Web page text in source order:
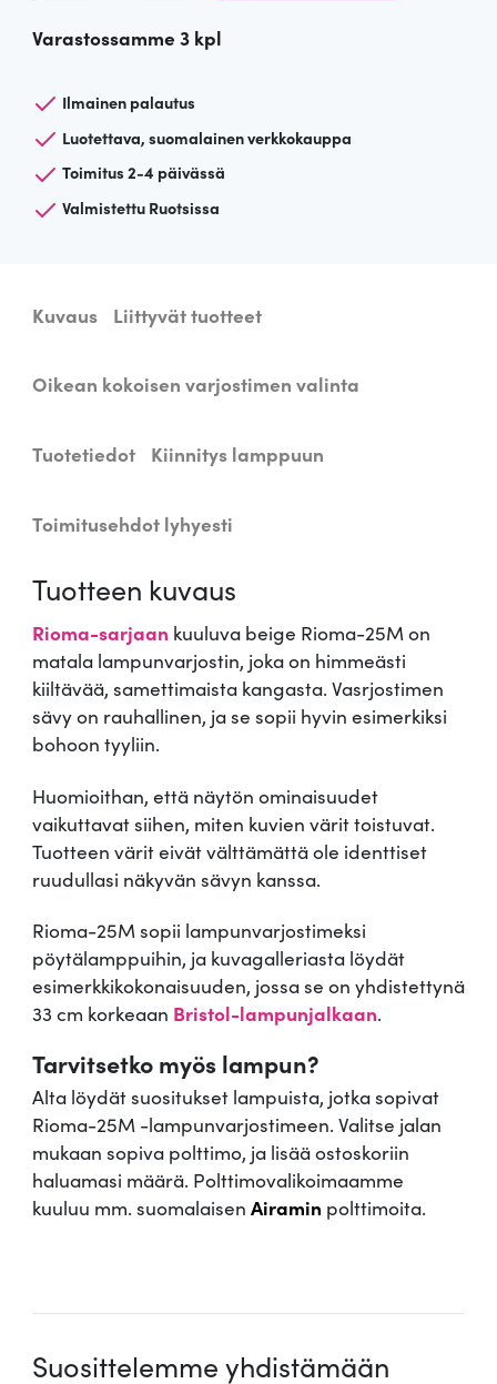
n
i
n
t
o
i
:
,
7
0
€
.
t
o
n
:
.
g
l
m
p
u
r
s
i
i
m
-
2
5
M
m
ä
ä
r
ä
Varastossamme 3 kpl
Ilmainen palautus
Luotettava, suomalainen verkkokauppa
Toimitus 2-4 päivässä
Valmistettu Ruotsissa
Kuvaus Liittyvät tuotteet
Oikean kokoisen varjostimen valinta
Tuotetiedot Kiinnitys lamppuun
Toimitusehdot lyhyesti
Tuotteen kuvaus
Rioma-sarjaan kuuluva beige Rioma-25M on
matala lampunvarjostin, joka on himmeästi
kiiltävää, samettimaista kangasta. Vasrjostimen
sävy on rauhallinen, ja se sopii hyvin esimerkiksi
bohoon tyyliin.
Huomioithan, että näytön ominaisuudet
vaikuttavat siihen, miten kuvien värit toistuvat.
Tuotteen värit eivät välttämättä ole identtiset
ruudullasi näkyvän sävyn kanssa.
Rioma-25M sopii lampunvarjostimeksi
pöytälamppuihin, ja kuvagalleriasta löydät
esimerkkikokonaisuuden, jossa se on yhdistettynä
33 cm korkeaan Bristol-lampunjalkaan.
Tarvitsetko myös lampun?
Alta löydät suositukset lampuista, jotka sopivat
Rioma-25M -lampunvarjostimeen. Valitse jalan
mukaan sopiva polttimo, ja lisää ostoskoriin
haluamasi määrä. Polttimovalikoimaamme
kuuluu mm. suomalaisen Airamin polttimoita.
Suosittelemme yhdistämään